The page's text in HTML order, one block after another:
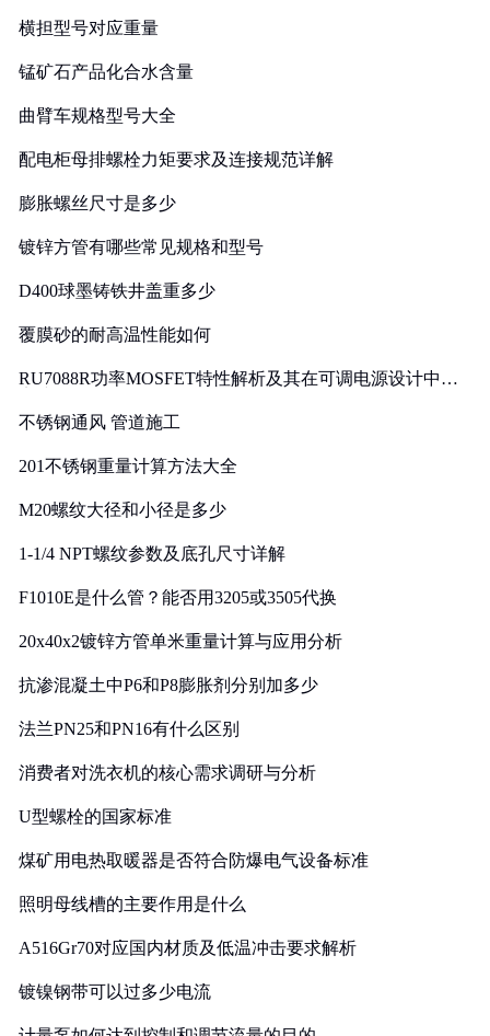
横担型号对应重量
锰矿石产品化合水含量
曲臂车规格型号大全
配电柜母排螺栓力矩要求及连接规范详解
膨胀螺丝尺寸是多少
镀锌方管有哪些常见规格和型号
D400球墨铸铁井盖重多少
覆膜砂的耐高温性能如何
RU7088R功率MOSFET特性解析及其在可调电源设计中的
不锈钢通风 管道施工
201不锈钢重量计算方法大全
M20螺纹大径和小径是多少
1-1/4 NPT螺纹参数及底孔尺寸详解
F1010E是什么管？能否用3205或3505代换
20x40x2镀锌方管单米重量计算与应用分析
抗渗混凝土中P6和P8膨胀剂分别加多少
法兰PN25和PN16有什么区别
消费者对洗衣机的核心需求调研与分析
U型螺栓的国家标准
煤矿用电热取暖器是否符合防爆电气设备标准
照明母线槽的主要作用是什么
A516Gr70对应国内材质及低温冲击要求解析
镀镍钢带可以过多少电流